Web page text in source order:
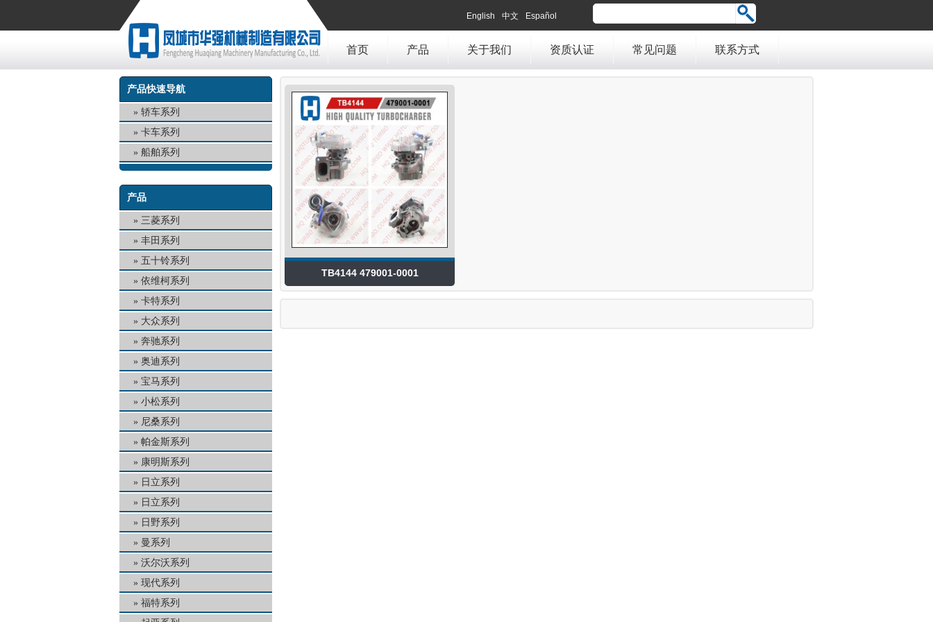
English 中文 Español
首页 产品 关于我们 资质认证 常见问题 联系方式
产品快速导航
轿车系列
卡车系列
船舶系列
产品
三菱系列
丰田系列
五十铃系列
依维柯系列
卡特系列
大众系列
奔驰系列
奥迪系列
宝马系列
小松系列
尼桑系列
帕金斯系列
康明斯系列
日立系列
日立系列
日野系列
曼系列
沃尔沃系列
现代系列
福特系列
TB4144 479001-0001